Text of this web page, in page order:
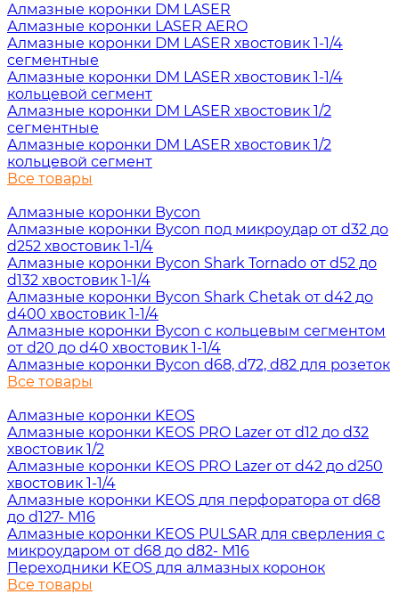
Алмазные коронки DM LASER
Алмазные коронки LASER AERO
Алмазные коронки DM LASER хвостовик 1-1/4
сегментные
Алмазные коронки DM LASER хвостовик 1-1/4
кольцевой сегмент
Алмазные коронки DM LASER хвостовик 1/2
сегментные
Алмазные коронки DM LASER хвостовик 1/2
кольцевой сегмент
Все товары
Алмазные коронки Bycon
Алмазные коронки Bycon под микроудар от d32 до
d252 хвостовик 1-1/4
Алмазные коронки Bycon Shark Tornado от d52 до
d132 хвостовик 1-1/4
Алмазные коронки Bycon Shark Chetak от d42 до
d400 хвостовик 1-1/4
Алмазные коронки Bycon с кольцевым сегментом
от d20 до d40 хвостовик 1-1/4
Алмазные коронки Bycon d68, d72, d82 для розеток
Все товары
Алмазные коронки KEOS
Алмазные коронки KEOS PRO Lazer от d12 до d32
хвостовик 1/2
Алмазные коронки KEOS PRO Lazer от d42 до d250
хвостовик 1-1/4
Алмазные коронки KEOS для перфоратора от d68
до d127- М16
Алмазные коронки KEOS PULSAR для сверления с
микроударом от d68 до d82- М16
Переходники KEOS для алмазных коронок
Все товары